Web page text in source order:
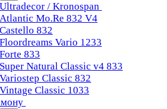
Ultradecor / Kronospan
Atlantic Mo.Re 832 V4
Castello 832
Floordreams Vario 1233
Forte 833
Super Natural Classic v4 833
Variostep Classic 832
Vintage Classic 1033